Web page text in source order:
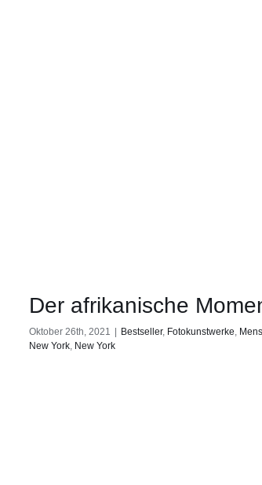
Der afrikanische
Oktober 26th, 2021 | Bestseller, Fotokunstwerke
New York New York